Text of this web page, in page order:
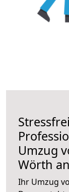
Umzug
Wörth
Ihr Umzug